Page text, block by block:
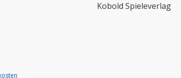
Kobold Spieleverlag